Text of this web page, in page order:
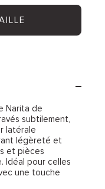
Narita de
subtilement,
latérale
légèreté et
et pièces
Idéal pour celles
une touche